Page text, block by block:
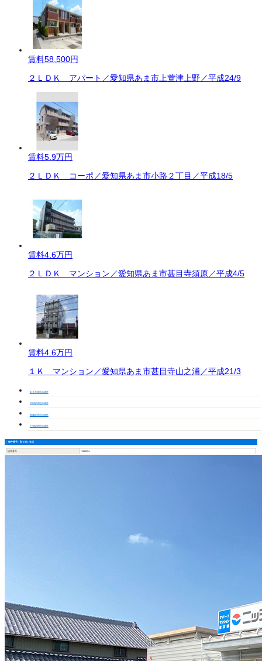
賃料58,500円
２ＬＤＫ アパート／愛知県あま市上萱津上野／平成24/9
賃料5.9万円
２ＬＤＫ コーポ／愛知県あま市小路２丁目／平成18/5
賃料4.6万円
２ＬＤＫ マンション／愛知県あま市甚目寺須原／平成4/5
賃料4.6万円
１Ｋ マンション／愛知県あま市甚目寺山之浦／平成21/3
あま市周辺の物件
木田駅周辺の物件
青塚駅周辺の物件
七宝駅周辺の物件
物件番号・取り扱い支店
物件番号 1101694